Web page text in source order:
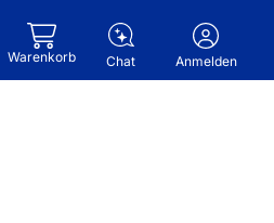
Warenkorb Chat Anmelden